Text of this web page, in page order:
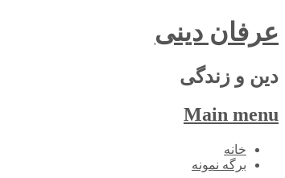
عرفان دینی
دین و زندگی
Main menu
Skip
خانه
برگه نمونه